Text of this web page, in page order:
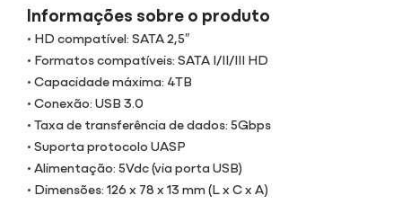
Informações sobre o produto
• HD compatível: SATA 2,5″
• Formatos compatíveis: SATA I/II/III HD
• Capacidade máxima: 4TB
• Conexão: USB 3.0
• Taxa de transferência de dados: 5Gbps
• Suporta protocolo UASP
• Alimentação: 5Vdc (via porta USB)
• Dimensões: 126 x 78 x 13 mm (L x C x A)